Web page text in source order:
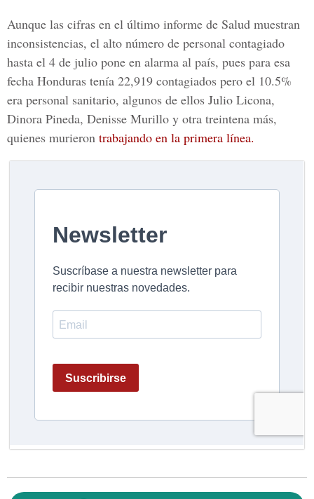
Aunque las cifras en el último informe de Salud muestran
inconsistencias, el alto número de personal contagiado
hasta el 4 de julio pone en alarma al país, pues para esa
fecha Honduras tenía 22,919 contagiados pero el 10.5%
era personal sanitario, algunos de ellos Julio Licona,
Dinora Pineda, Denisse Murillo y otra treintena más,
quienes murieron trabajando en la primera línea.